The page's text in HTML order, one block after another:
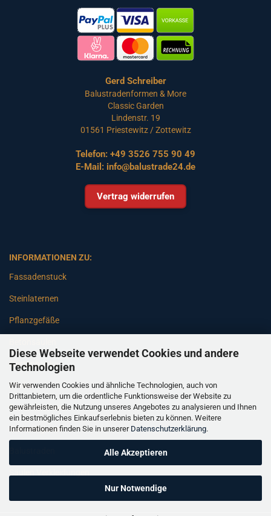
Diese Webseite verwendet Cookies und andere
Technologien
Wir verwenden Cookies und ähnliche Technologien, auch von
Drittanbietern, um die ordentliche Funktionsweise der Website zu
gewährleisten, die Nutzung unseres Angebotes zu analysieren und Ihnen
ein bestmögliches Einkaufserlebnis bieten zu können. Weitere
Informationen finden Sie in unserer Datenschutzerklärung.
Alle Akzeptieren
Nur Notwendige
Gerd Schreiber
Balustradenformen & More
Classic Garden
Lindenstr. 19
01561 Priestewitz / Zottewitz
Telefon: +49 3526 755 90 49
E-Mail: info@balustrade24.de
Vertrag widerrufen
INFORMATIONEN ZU:
Fassadenstuck
Steinlaternen
Pflanzgefäße
Gartenbänke
Pfeiler
Gartenbrunnen
Gartenfiguren